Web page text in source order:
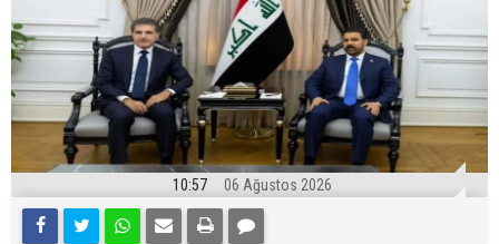
10:57 06 Ağustos 2026